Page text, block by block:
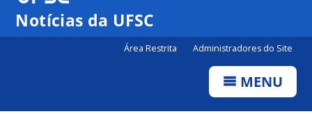
Notícias da UFSC
Área Restrita Administradores do Site
MENU